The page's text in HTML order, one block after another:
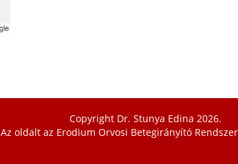
Copyright Dr. Stunya Edina 2026.
Az oldalt az Erodium Orvosi Betegirányító Rendszer